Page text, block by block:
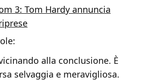
3: Tom Hardy annuncia
alla conclusione. È
selvaggia e meravigliosa.